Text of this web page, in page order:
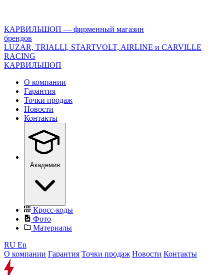
version="1.0"
encoding="utf-
8"?
>
КАРВИЛЬШОП — фирменный магазин
брендов
LUZAR, TRIALLI, STARTVOLT, AIRLINE и CARVILLE
RACING
КАРВИЛЬШОП
О компании
Гарантия
Точки продаж
Новости
Контакты
Академия
Кросс-коды
Фото
Материалы
RU En
О компании Гарантия Точки продаж Новости Контакты